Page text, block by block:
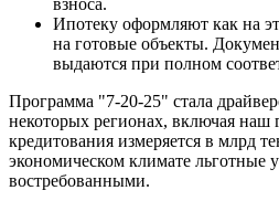
Ипотеку оформляют как на
на готовые объекты.
выдаются при полном
Программа "7-20-25" стала
некоторых регионах, включая
кредитования измеряется в млрд
экономическом климате льготные
востребованными.